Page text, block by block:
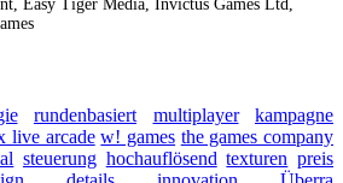
Easy Tiger Media, Invictus Games Ltd,
rundenbasiert multiplayer
kampagne
live arcade w! games the games company
steuerung hochauflösend texturen preis